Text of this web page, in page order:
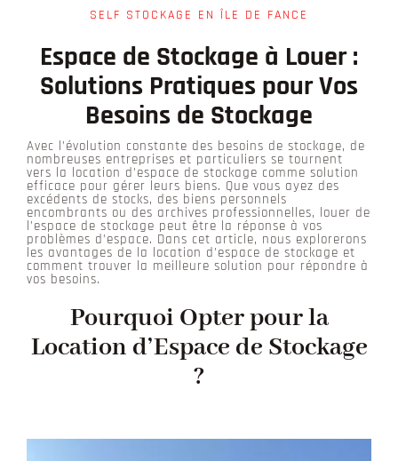
SELF STOCKAGE EN ÎLE DE FANCE
Espace de Stockage à Louer :
Solutions Pratiques pour Vos
Besoins de Stockage
Avec l’évolution constante des besoins de stockage, de
nombreuses entreprises et particuliers se tournent
vers la location d’espace de stockage comme solution
efficace pour gérer leurs biens. Que vous ayez des
excédents de stocks, des biens personnels
encombrants ou des archives professionnelles, louer de
l’espace de stockage peut être la réponse à vos
problèmes d’espace. Dans cet article, nous explorerons
les avantages de la location d’espace de stockage et
comment trouver la meilleure solution pour répondre à
vos besoins.
Pourquoi Opter pour la
Location d’Espace de Stockage
?